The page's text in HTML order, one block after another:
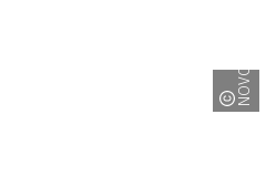
NOVOL